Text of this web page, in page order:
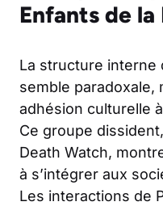
Enfants de
La structure interne
semble paradoxale,
adhésion culturelle
Ce groupe
Death Watch,
à s’intégrer aux
Les interactions de